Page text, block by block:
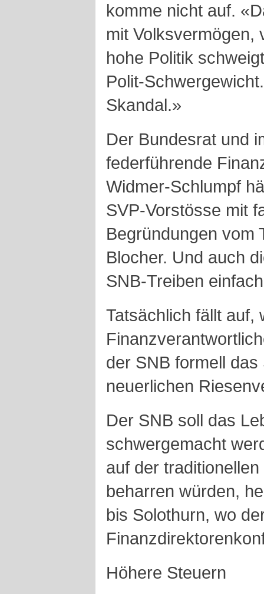
komme nicht auf.
mit Volksvermögen,
hohe Politik
Polit-
Skandal.»
Der Bundesrat und
federführende
Widmer-Schlumpf
SVP-Vorstösse mit
Begründungen vom
Blocher. Und auch
SNB-Treiben
Tatsächlich fällt auf,
der SNB formell
neuerlichen
Der SNB soll das
schwergemacht
auf der
beharren würden,
bis Solothurn, wo
Höhere Steuern